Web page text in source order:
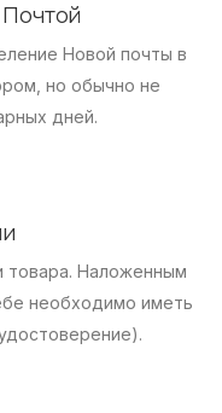
Новой почты в
но обычно не
дней.
товара. Наложенным
необходимо иметь